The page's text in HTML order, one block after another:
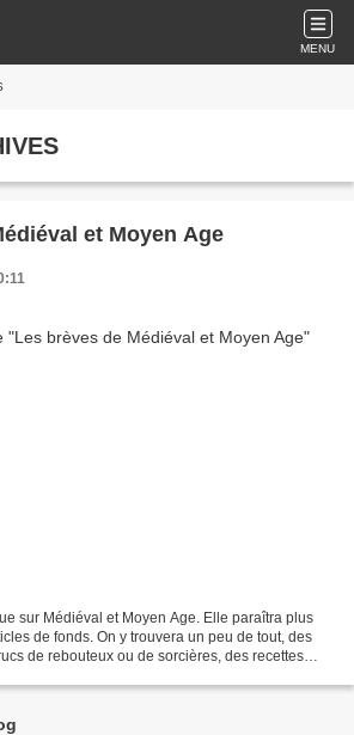
MENU
et Moyen Age
sur Médiéval et Moyen Age. Elle paraîtra plus
de fonds. On y trouvera un peu de tout, des
de rebouteux ou de sorcières, des recettes